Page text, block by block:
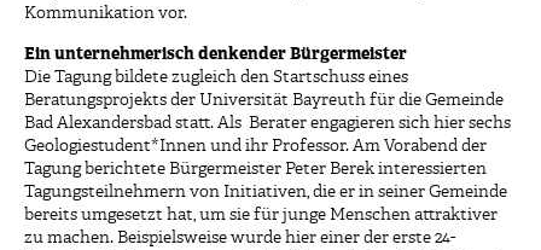
Kommunikation vor.
Ein unternehmerisch denkender Bürgermeister
Die Tagung bildete zugleich den Startschuss eines
Beratungsprojekts der Universität Bayreuth für die Gemeinde
Bad Alexandersbad statt. Als Berater engagieren sich hier sechs
Geologiestudent*Innen und ihr Professor. Am Vorabend der
Tagung berichtete Bürgermeister Peter Berek interessierten
Tagungsteilnehmern von Initiativen, die er in seiner Gemeinde
bereits umgesetzt hat, um sie für junge Menschen attraktiver
zu machen. Beispielsweise wurde hier einer der erste 24-